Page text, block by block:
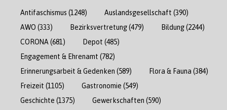
Antifaschismus (1248) Auslandsgesellschaft (390)
AWO (333) Bezirksvertretung(479) Bildung(2244)
CORONA (681) Depot (485)
Engagement & Ehrenamt (782)
Erinnerungsarbeit & Gedenken (589) Flora & Fauna (384)
Freizeit (1105) Gastronomie (549)
Geschichte (1375) Gewerkschaften (590)